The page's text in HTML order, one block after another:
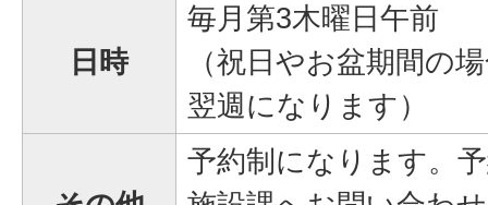
日時
毎月第3木曜日午前
（祝日やお盆期間の
翌週になります）
予約制になります。